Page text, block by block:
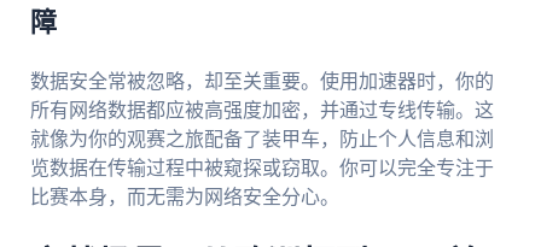
障
数据安全常被忽略，却至关重要。使用加速器时，你的
所有网络数据都应被高强度加密，并通过专线传输。这
就像为你的观赛之旅配备了装甲车，防止个人信息和浏
览数据在传输过程中被窥探或窃取。你可以完全专注于
比赛本身，而无需为网络安全分心。